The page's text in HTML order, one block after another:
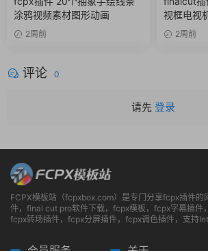
涂鸦视频素材图形动画
2周前
视框电视
2周前
评论 0
请先 登录
FCPX模板站（fcpxbox.com）是专门分享fcpx插件
件，final cut pro软件下载，fcpx模板，fcpx字幕插件
fcpx转场插件，fcpx分屏插件，fcpx调色插件，支持